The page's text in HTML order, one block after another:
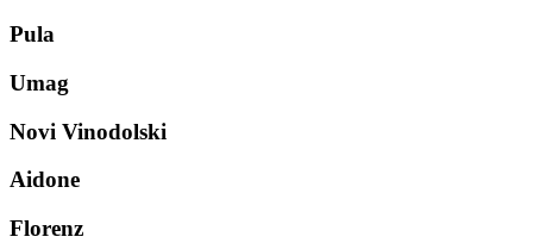
Pula
Umag
Novi Vinodolski
Aidone
Florenz